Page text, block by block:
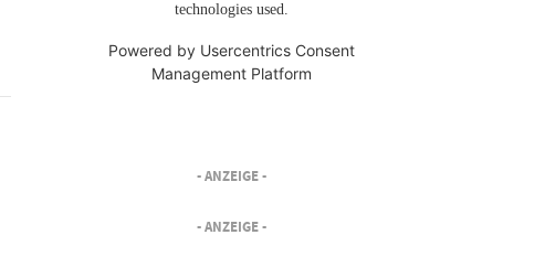
technologies used.
Powered by Usercentrics Consent
Management Platform
- ANZEIGE -
- ANZEIGE -